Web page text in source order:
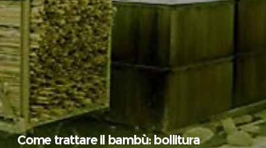
Come trattare il bambù: bollitura